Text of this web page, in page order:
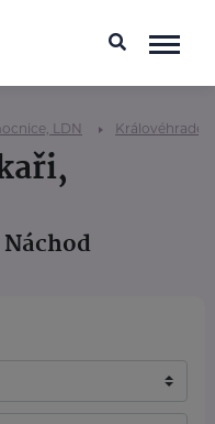
LDN